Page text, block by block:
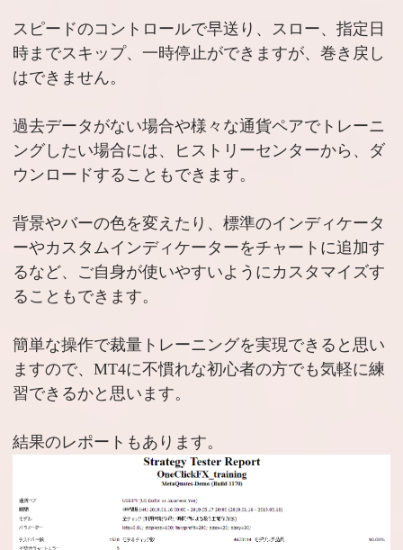
スピードのコントロールで早送り、スロー、指定日
時までスキップ、一時停止ができますが、巻き戻し
はできません。
過去データがない場合や様々な通貨ペアでトレーニ
ングしたい場合には、ヒストリーセンターから、ダ
ウンロードすることもできます。
背景やバーの色を変えたり、標準のインディケータ
ーやカスタムインディケーターをチャートに追加す
るなど、ご自身が使いやすいようにカスタマイズす
ることもできます。
簡単な操作で裁量トレーニングを実現できると思い
ますので、MT4に不慣れな初心者の方でも気軽に練
習できるかと思います。
結果のレポートもあります。